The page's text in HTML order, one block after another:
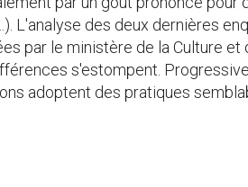
L'analyse des deux dernières
par le ministère de la Culture et
s'estompent.
adoptent des pratiques